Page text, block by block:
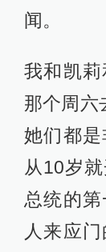
闻。
我和凯
那个周六
她们都
从10岁
总统的
人来应